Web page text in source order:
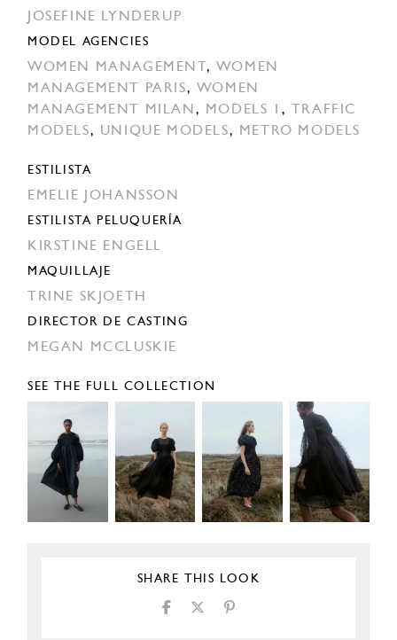
JOSEFINE LYNDERUP
MODEL AGENCIES
WOMEN MANAGEMENT , WOMEN
MANAGEMENT PARIS, WOMEN
MANAGEMENT MILAN, MODELS 1 ,
TRAFFIC
MODELS, UNIQUE MODELS, METRO MODELS
ESTILISTA
EMELIE JOHANSSON
ESTILISTA PELUQUERÍA
KIRSTINE ENGELL
MAQUILLAJE
TRINE SKJOETH
DIRECTOR DE CASTING
MEGAN MCCLUSKIE
SEE THE FULL COLLECTION
SHARE THIS LOOK